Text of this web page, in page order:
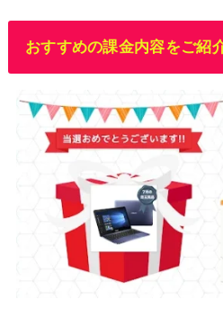
おすすめの課金内容をご紹